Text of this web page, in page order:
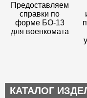
Предоставляем
справки по
форме БО-13
для военкомата
КАТАЛОГ